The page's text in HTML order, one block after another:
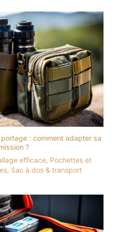
: comment adapter sa
?
efficace, Pochettes et
, Sac à dos & transport